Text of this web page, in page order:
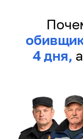
4 дня,